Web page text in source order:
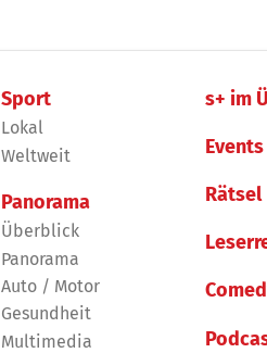
Sport
Lokal
Weltweit
Panorama
Überblick
Panorama
Auto / Motor
Gesundheit
Multimedia
s+ im
Events
Rätsel